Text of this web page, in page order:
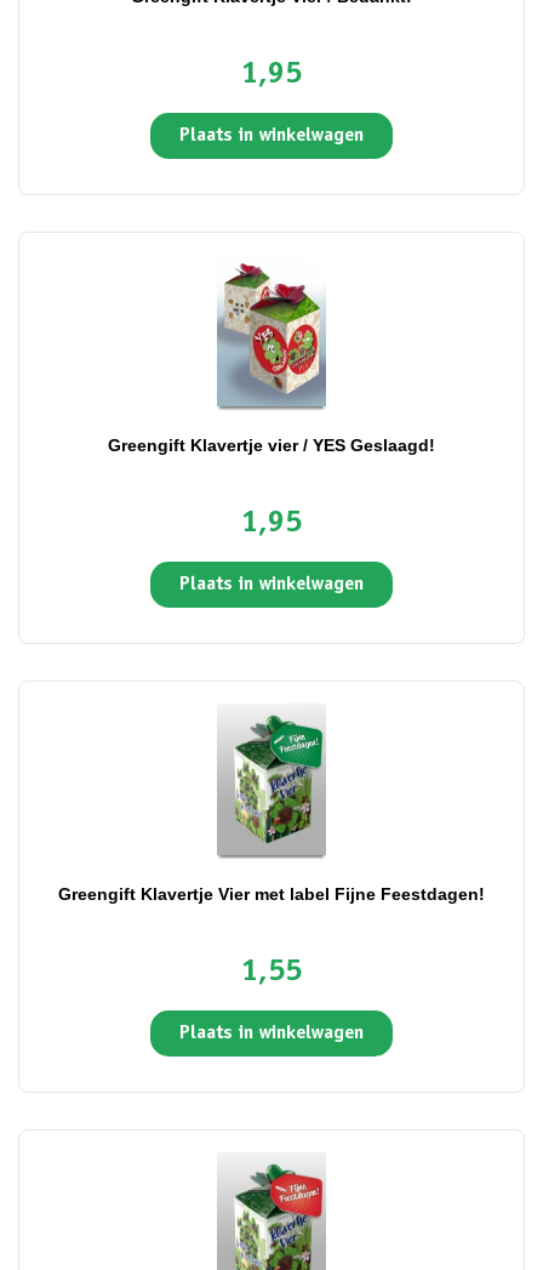
1,95
Plaats in winkelwagen
Greengift Klavertje vier / YES Geslaagd!
1,95
Plaats in winkelwagen
Greengift Klavertje Vier met label Fijne Feestdagen!
1,55
Plaats in winkelwagen